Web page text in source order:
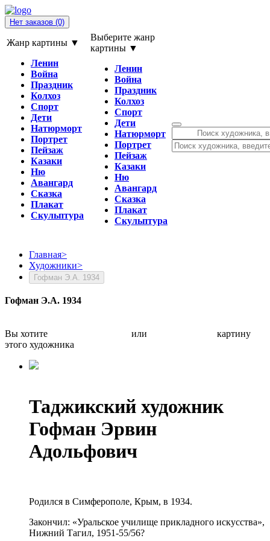
Нет заказов (0)
Жанр картины ▼
Ленин
Война
Праздник
Колхоз
Спорт
Дети
Натюрморт
Портрет
Пейзаж
Казаки
Ню
Авангард
Сказка
Плакат
Скульптура
Выберите жанр
картины ▼
Ленин
Война
Праздник
Колхоз
Спорт
Дети
Натюрморт
Портрет
Пейзаж
Казаки
Ню
Авангард
Сказка
Плакат
Скульптура
Главная>
Художники>
Гофман Э.А. 1934
Гофман Э.А. 1934
Вы хотите или
картину
этого художника
Таджикский художник
Гофман Эрвин
Адольфович
Родился в Симферополе, Крым, в 1934.
Закончил: «Уральское училище прикладного искусства»,
Нижний Тагил, 1951-55/56?